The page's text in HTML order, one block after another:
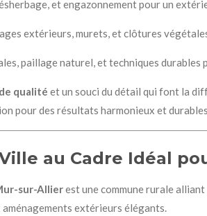
et engazonnement pour un
extérieurs, murets, et clôtures
paillage naturel, et techniques durables
qualité et un souci du détail qui font la
pour des résultats harmonieux et durables.
au Cadre Idéal
sur-Allierest une commune rurale alliant
extérieurs élégants.